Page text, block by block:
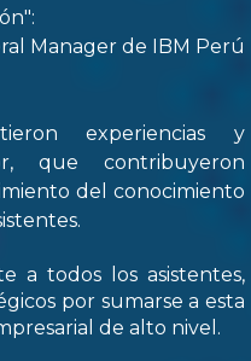
Manager de IBM Perú
experiencias y
que contribuyeron
del conocimiento
a todos los asistentes,
por sumarse a esta
de alto nivel.